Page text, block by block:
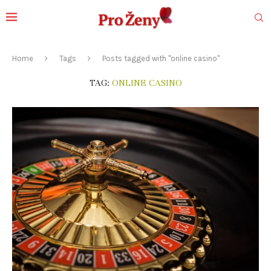
Home Tags Posts tagged with "online casino"
TAG: ONLINE CASINO